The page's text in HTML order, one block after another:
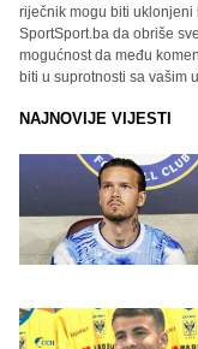
riječnik mogu biti
SportSport.ba da obriše
mogućnost da među
biti u suprotnosti sa vašim
NAJNOVIJE VIJESTI